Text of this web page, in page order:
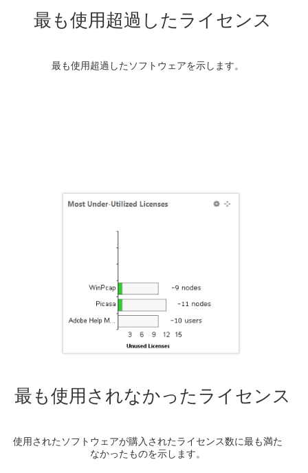
最も使用超過したライセンス
最も使用超過したソフトウェアを示します。
最も使用されなかったライセンス
使用されたソフトウェアが購入されたライセンス数に最も満た
なかったものを示します。